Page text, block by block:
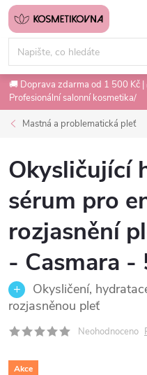
Přejít
obsah
🚚 Doprava zdarma od 1 500 Kč |
Profesionální salonní kosmetika/
Mastná a problematická pleť
Okysličující
sérum pro
rozjasnění
- Casmara -
Okysličení,
rozjasněnou pleť
Neohodnoceno
Akce